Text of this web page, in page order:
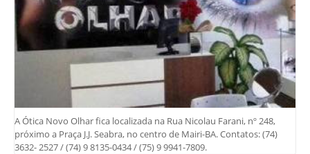
A Ótica Novo Olhar fica localizada na Rua Nicolau Farani, nº 248,
próximo a Praça J.J. Seabra, no centro de Mairi-BA. Contatos: (74)
3632- 2527 / (74) 9 8135-0434 / (75) 9 9941-7809.